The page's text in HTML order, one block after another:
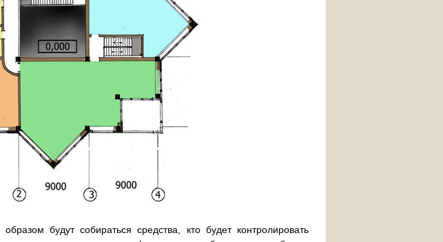
будут собираться средства, кто будет контролировать